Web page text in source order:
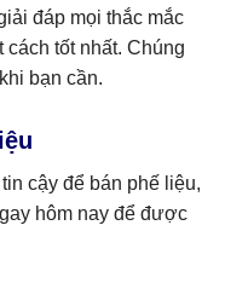
đáp mọi thắc mắc
tốt nhất. Chúng
bạn cần.
cậy để bán phế liệu,
hôm nay để được